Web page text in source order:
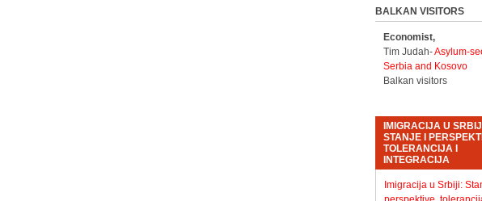
BALKAN VISITORS
Economist,
Tim Judah-Asylum-
Serbia and Kosovo
Balkan visitors
IMIGRACIJA U
STANJE I
TOLERANCIJA I
INTEGRACIJA
Imigracija u Srbiji: